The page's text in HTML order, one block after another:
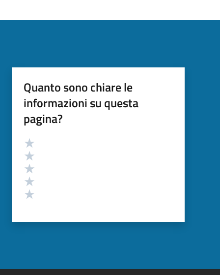
Quanto sono chiare le
informazioni su questa
pagina?
Valutazione